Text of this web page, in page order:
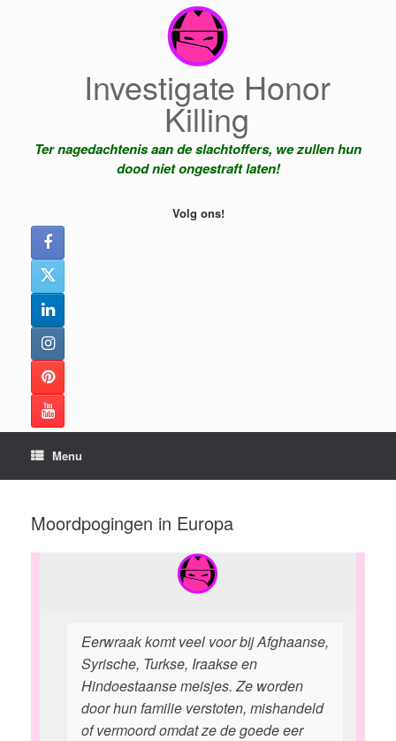
Investigate Honor
Killing
Ter nagedachtenis aan de slachtoffers, we zullen hun
dood niet ongestraft laten!
Volg ons!
Menu
Moordpogingen in Europa
Eerwraak komt veel voor bij Afghaanse,
Syrische, Turkse, Iraakse en
Hindoestaanse meisjes. Ze worden
door hun familie verstoten, mishandeld
of vermoord omdat ze de goede eer